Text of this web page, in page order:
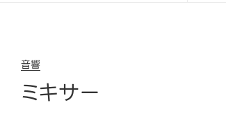
音響
ミキサー